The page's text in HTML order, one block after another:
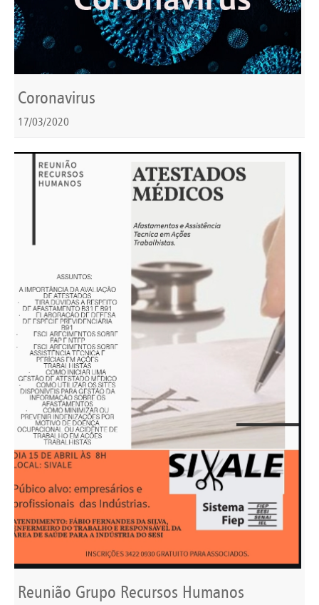
Coronavirus
17/03/2020
Reunião Grupo Recursos Humanos